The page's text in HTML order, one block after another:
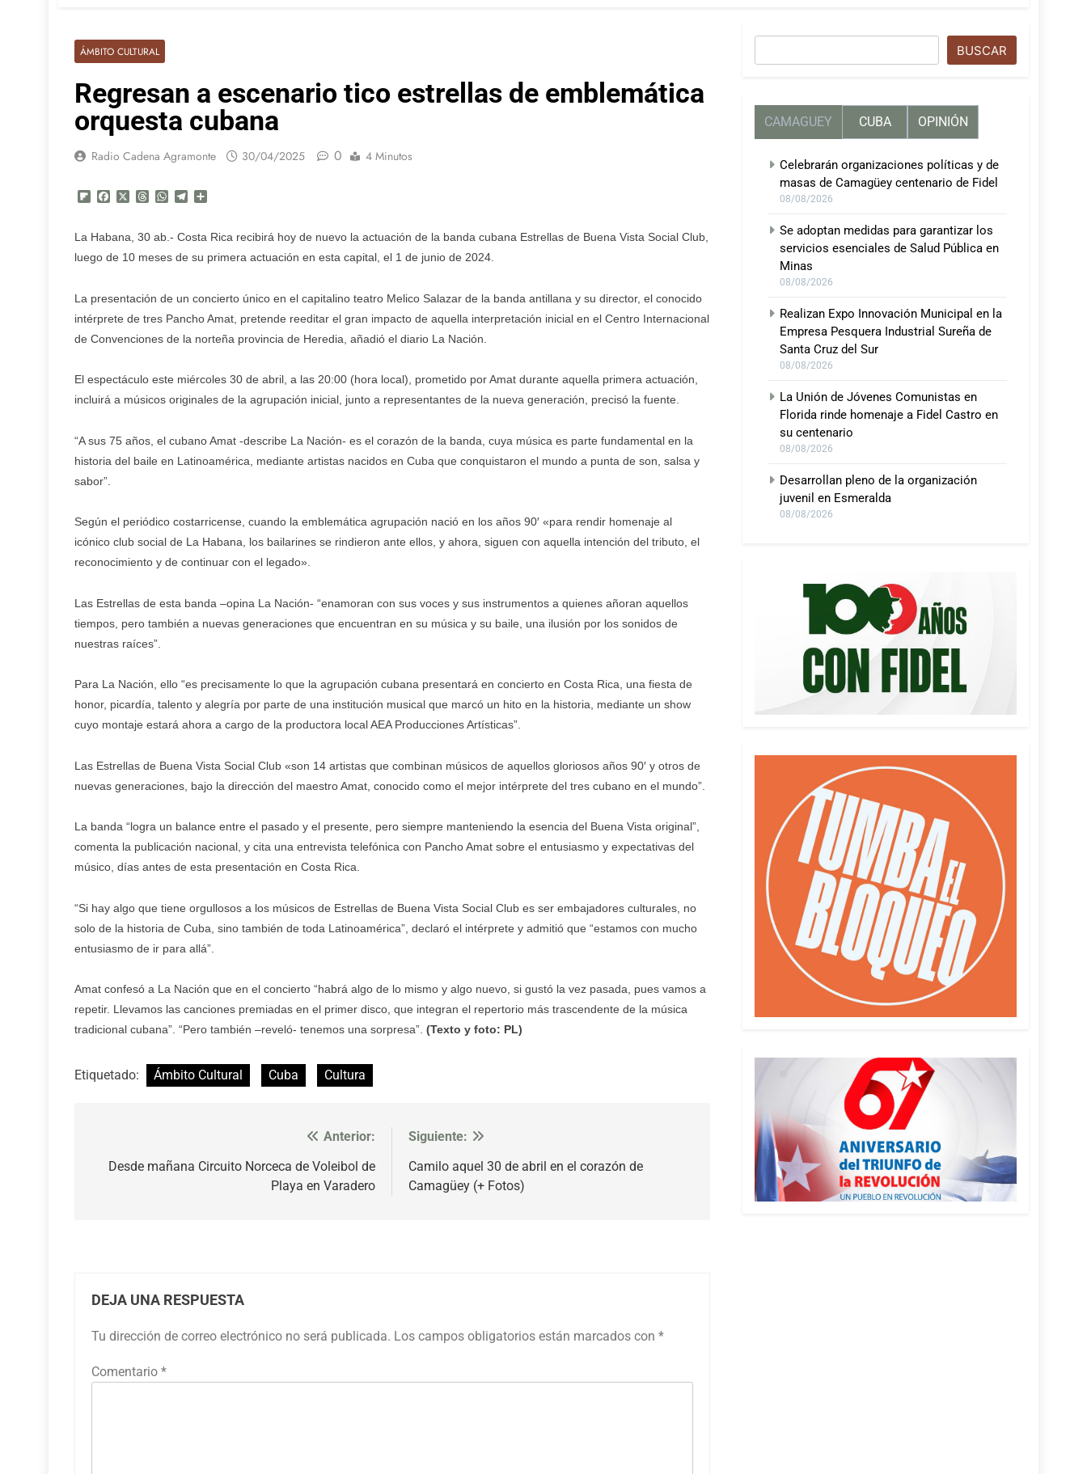
ÁMBITO CULTURAL
Regresan a escenario tico estrellas de emblemática
orquesta cubana
Radio Cadena Agramonte 30/04/2025 0 4 Minutos
Flipboard
FacebookThreadsWhatsApp
Telegram
La Habana, 30 ab.- Costa Rica recibirá hoy de nuevo la actuación de la banda cubana Estrellas de Buena Vista Social Club,
luego de 10 meses de su primera actuación en esta capital, el 1 de junio de 2024.
La presentación de un concierto único en el capitalino teatro Melico Salazar de la banda antillana y su director, el conocido
intérprete de tres Pancho Amat, pretende reeditar el gran impacto de aquella interpretación inicial en el Centro Internacional
de Convenciones de la norteña provincia de Heredia, añadió el diario La Nación.
El espectáculo este miércoles 30 de abril, a las 20:00 (hora local), prometido por Amat durante aquella primera actuación,
incluirá a músicos originales de la agrupación inicial, junto a representantes de la nueva generación, precisó la fuente.
“A sus 75 años, el cubano Amat -describe La Nación- es el corazón de la banda, cuya música es parte fundamental en la
historia del baile en Latinoamérica, mediante artistas nacidos en Cuba que conquistaron el mundo a punta de son, salsa y
sabor”.
Según el periódico costarricense, cuando la emblemática agrupación nació en los años 90′ «para rendir homenaje al
icónico club social de La Habana, los bailarines se rindieron ante ellos, y ahora, siguen con aquella intención del tributo, el
reconocimiento y de continuar con el legado».
Las Estrellas de esta banda –opina La Nación- “enamoran con sus voces y sus instrumentos a quienes añoran aquellos
tiempos, pero también a nuevas generaciones que encuentran en su música y su baile, una ilusión por los sonidos de
nuestras raíces”.
Para La Nación, ello “es precisamente lo que la agrupación cubana presentará en concierto en Costa Rica, una fiesta de
honor, picardía, talento y alegría por parte de una institución musical que marcó un hito en la historia, mediante un show
cuyo montaje estará ahora a cargo de la productora local AEA Producciones Artísticas”.
Las Estrellas de Buena Vista Social Club «son 14 artistas que combinan músicos de aquellos gloriosos años 90′ y otros de
nuevas generaciones, bajo la dirección del maestro Amat, conocido como el mejor intérprete del tres cubano en el mundo”.
La banda “logra un balance entre el pasado y el presente, pero siempre manteniendo la esencia del Buena Vista original”,
comenta la publicación nacional, y cita una entrevista telefónica con Pancho Amat sobre el entusiasmo y expectativas del
músico, días antes de esta presentación en Costa Rica.
“Si hay algo que tiene orgullosos a los músicos de Estrellas de Buena Vista Social Club es ser embajadores culturales, no
solo de la historia de Cuba, sino también de toda Latinoamérica”, declaró el intérprete y admitió que “estamos con mucho
entusiasmo de ir para allá”.
Amat confesó a La Nación que en el concierto “habrá algo de lo mismo y algo nuevo, si gustó la vez pasada, pues vamos a
repetir. Llevamos las canciones premiadas en el primer disco, que integran el repertorio más trascendente de la música
tradicional cubana”. “Pero también –reveló- tenemos una sorpresa”. (Texto y foto: PL)
Etiquetado: Ámbito Cultural Cuba Cultura
de
Anterior:
Desde mañana Circuito Norceca de Voleibol de
Playa en Varadero
Siguiente:
Camilo aquel 30 de abril en el corazón de
Camagüey (+ Fotos)
DEJA UNA RESPUESTA
Tu dirección de correo electrónico no será publicada. Los campos obligatorios están marcados con *
Comentario *
BUSCAR
CAMAGUEY CUBA OPINIÓN
Celebrarán organizaciones políticas y de
masas de Camagüey centenario de Fidel
08/08/2026
Se adoptan medidas para garantizar los
servicios esenciales de Salud Pública en
Minas
08/08/2026
Realizan Expo Innovación Municipal en la
Empresa Pesquera Industrial Sureña de
Santa Cruz del Sur
08/08/2026
La Unión de Jóvenes Comunistas en
Florida rinde homenaje a Fidel Castro en
su centenario
08/08/2026
Desarrollan pleno de la organización
juvenil en Esmeralda
08/08/2026